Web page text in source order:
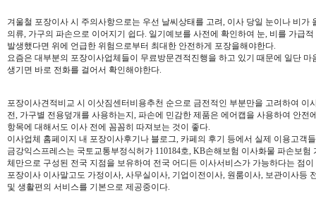
겨울철 포장이사 시 주의사항으로는 우선 날씨상태를 고려, 이사 당일 눈이나 비가
의류, 가구의 파손으로 이어지기 쉽다. 일기예보를 사전에 확인하여 눈, 비를 가급
발생했다면 위에 언급한 위험으로부터 최대한 안전하게 포장을해야한다.
요즘은 대부분의 포장이사업체들이 무료방문견적진행을 하고 있기 때문에 일단 마
생기면 바로 전화를 걸어서 확인해야한다.
포장이사견적비교 시 이삿짐센터비용추천 순으로 금전적인 부분만을 고려하여 이
전, 가구별 전용덮개를 사용하는지, 파손에 민감한 제품은 에어캡을 사용하여 안전
항목에 대해서도 이사 전에 꼼꼼히 따져보는 것이 좋다.
이사업체 홈페이지 내 포장이사후기나 블로그, 카페의 후기 등에서 실제 이용고객
금강익스프레스는 국토교통부정식허가 110184호, KB손해보험 이사화물 파손보
체만으로 구성된 전국 지점을 보유하여 전국 어디든 이사서비스가 가능하다는 점이
포장이사 이사말고도 가정이사, 사무실이사, 기업이전이사, 원룸이사, 보관이사등
및 생활편의 서비스를 기본으로 제공중이다.